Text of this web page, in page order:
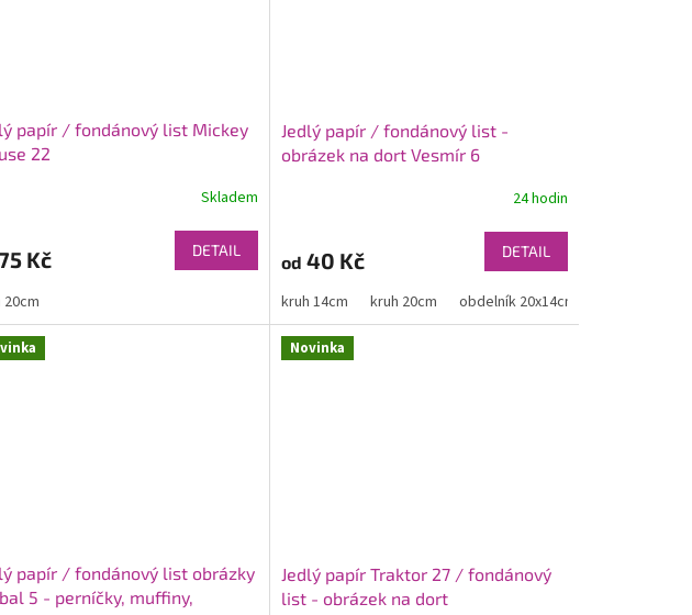
papír / fondánový list Mickey
22
Skladem
Kč DETAIL
Jedlý papír / fondánový list -
obrázek na dort Vesmír 6
24 hodin
od 40 Kč DETAIL
kruh 14cm kruh 20cm obdelník 20x14cm
papír / fondánový list obrázky
5 - perníčky, muffiny,
Novinka
Jedlý papír Traktor 27 / fondánový
list - obrázek na dort